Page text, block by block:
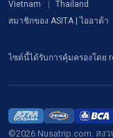
Vietnam
Thailand
สมาชิกของ ASITA | ไออาต้า
ไซต์นี้ได้รับการคุ้มครองโดย
©2026 Nusatrip.com. สง